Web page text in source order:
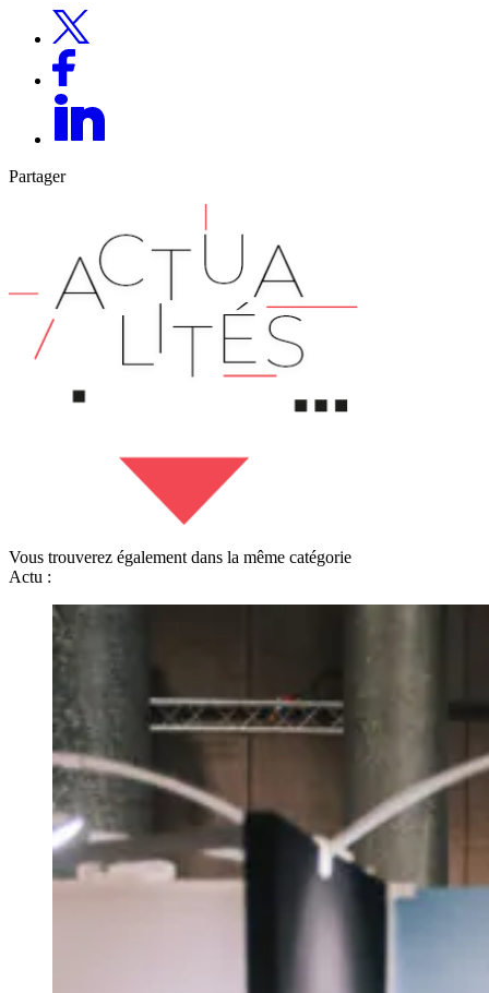
Partager
Vous trouverez également dans la même catégorie
Actu :